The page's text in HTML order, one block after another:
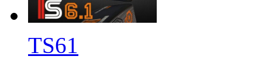
TS61